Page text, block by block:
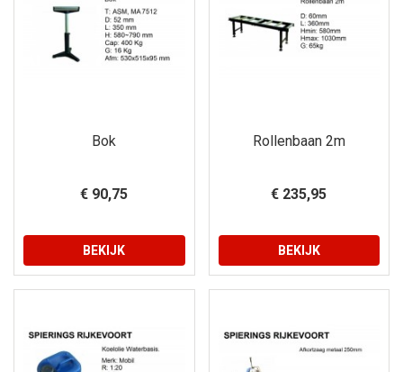
Bok
€ 90,75
BEKIJK
Rollenbaan 2m
€ 235,95
BEKIJK